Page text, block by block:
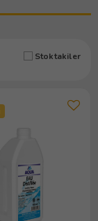
Stoktakiler